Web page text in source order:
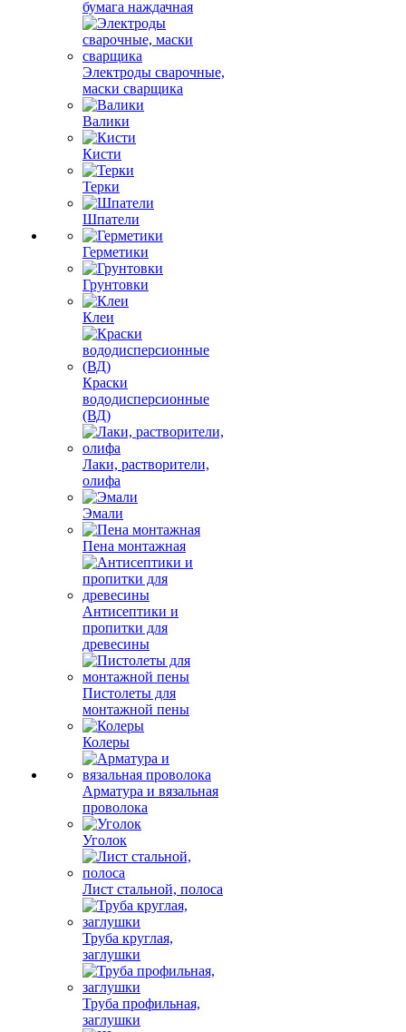
бумага наждачная
Электроды сварочные,
маски сварщика
Валики
Кисти
Терки
Шпатели
Герметики
Грунтовки
Клеи
Краски
вододисперсионные
(ВД)
Лаки, растворители,
олифа
Эмали
Пена монтажная
Антисептики и
пропитки для
древесины
Пистолеты для
монтажной пены
Колеры
Арматура и вязальная
проволока
Уголок
Лист стальной, полоса
Труба круглая,
заглушки
Труба профильная,
заглушки